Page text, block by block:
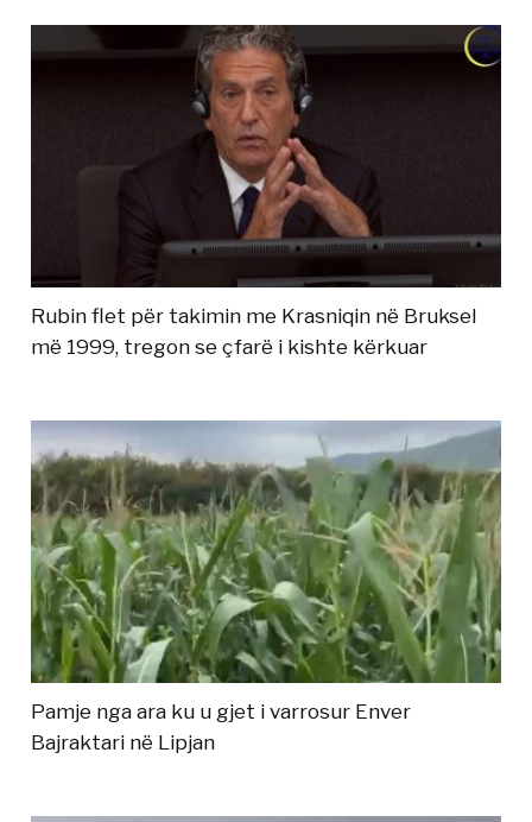
Rubin flet për takimin me Krasniqin në Bruksel
më 1999, tregon se çfarë i kishte kërkuar
Pamje nga ara ku u gjet i varrosur Enver
Bajraktari në Lipjan